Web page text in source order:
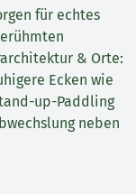
für echtes
& Orte:
Ecken wie
up-Paddling
neben